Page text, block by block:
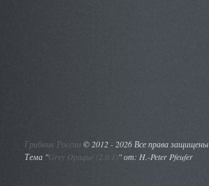
Грибник России ©2012 - 2026 Все права защищены
Тема "Grey Opaque (2.0.1)" от: H.-Peter Pfeufer